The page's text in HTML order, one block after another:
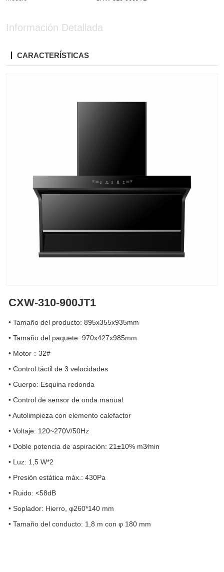
Información Detallada
CARACTERÍSTICAS
CXW-310-900JT1
• Tamaño del producto: 895x355x935mm
• Tamaño del paquete: 970x427x985mm
• Motor：32#
• Control táctil de 3 velocidades
• Cuerpo: Esquina redonda
• Control de sensor de onda manual
• Autolimpieza con elemento calefactor
• Voltaje: 120~270V/50Hz
• Doble potencia de aspiración: 21±10% m3∕min
• Luz: 1,5 W*2
• Presión estática máx.: 430Pa
• Ruido: <58dB
• Soplador: Hierro, φ260*140 mm
• Tamaño del conducto: 1,8 m con φ 180 mm